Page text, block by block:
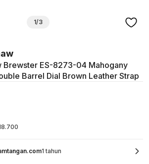
1/3
Brewster ES-8273-04 Mahogany
Barrel Dial Brown Leather Strap
1 tahun